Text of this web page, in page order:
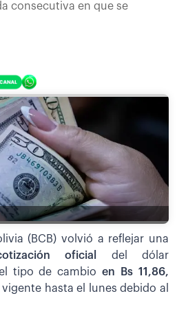
consecutiva en que se
(BCB) volvió a reflejar una
oficial
del dólar
tipo de cambio en Bs 11,86,
hasta el lunes debido al